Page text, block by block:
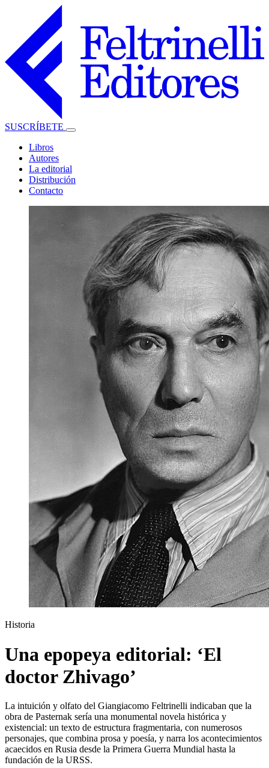
SUSCRÍBETE
Libros
Autores
La editorial
Distribución
Contacto
Historia
Una epopeya editorial: ‘El
doctor Zhivago’
La intuición y olfato del Giangiacomo Feltrinelli indicaban que la
obra de Pasternak sería una monumental novela histórica y
existencial: un texto de estructura fragmentaria, con numerosos
perso­najes, que combina prosa y poesía, y narra los acontecimientos
acaecidos en Rusia desde la Primera Guerra Mundial hasta la
fundación de la URSS.